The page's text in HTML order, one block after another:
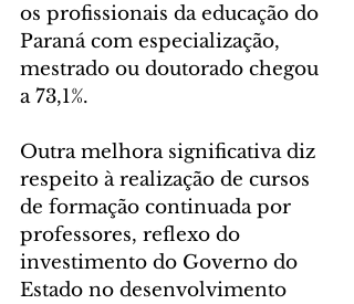
os profissionais da educação do
Paraná com especialização,
mestrado ou doutorado chegou
a 73,1%.
Outra melhora significativa diz
respeito à realização de cursos
de formação continuada por
professores, reflexo do
investimento do Governo do
Estado no desenvolvimento